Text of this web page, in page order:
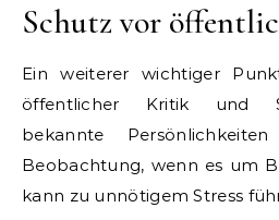
Schutz vor
Ein weiterer wichtiger
öffentlicher Kritik und
bekannte
Beobachtung, wenn es um
kann zu unnötigem Stress